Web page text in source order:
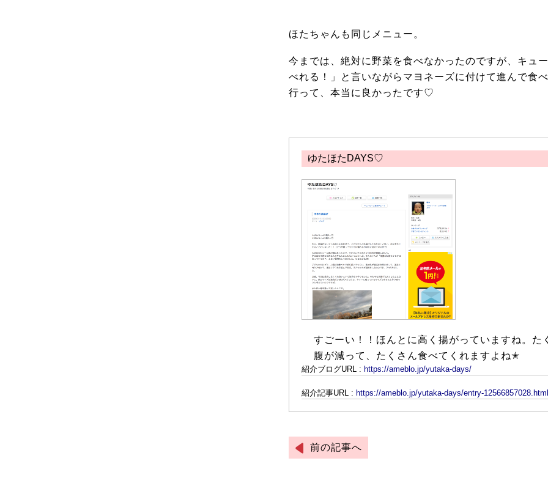
ほたちゃんも同じメニュー。
今までは、絶対に野菜を食べなかったのですが、キュ
べれる！」と言いながらマヨネーズに付けて進んで食
行って、本当に良かったです♡
ゆたほたDAYS♡
すごーい！！ほんとに高く揚がっていますね。た
腹が減って、たくさん食べてくれますよね✭
紹介ブログURL : https://ameblo.jp/yutaka-days/
紹介記事URL : https://ameblo.jp/yutaka-days/entry-12566857028.html
前の記事へ